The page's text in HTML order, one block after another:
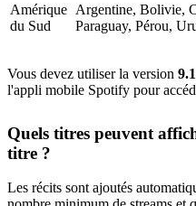
Amérique
du Sud
Argentine, Bolivie,
Paraguay, Pérou,
Vous devez utiliser la version
l'appli mobile Spotify pour
Quels titres peuvent
titre ?
Les récits sont ajoutés